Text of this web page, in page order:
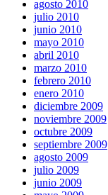
agosto 2010
julio 2010
junio 2010
mayo 2010
abril 2010
marzo 2010
febrero 2010
enero 2010
diciembre 2009
noviembre 2009
octubre 2009
septiembre 2009
agosto 2009
julio 2009
junio 2009